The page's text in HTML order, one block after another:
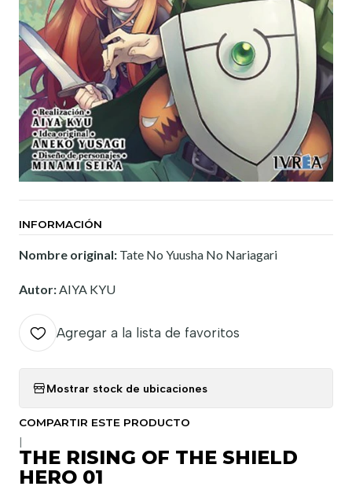
INFORMACIÓN
Nombre original: Tate No Yuusha No Nariagari
Autor:AIYA KYU
Agregar a la lista de favoritos
Mostrar stock de ubicaciones
COMPARTIR ESTE PRODUCTO
THE RISING OF THE SHIELD
HERO 01